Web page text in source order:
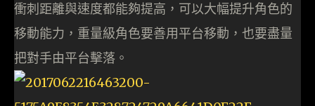
衝刺距離與速度都能夠提高，可以大幅提升角色的
移動能力，重量級角色要善用平台移動，也要盡量
把對手由平台擊落。